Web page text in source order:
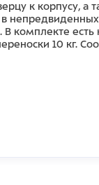
к корпусу, а
комплекте есть
10 кг.